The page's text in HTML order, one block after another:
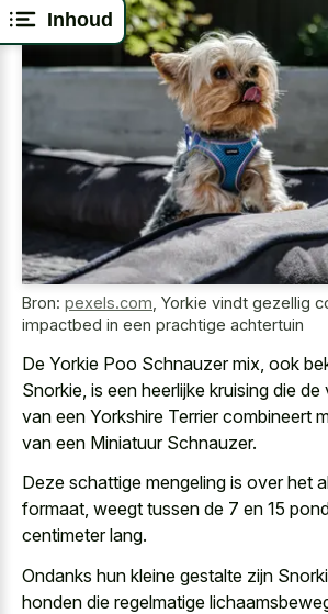
Inhoud
Bron: pexels.com Yorkie vindt gezellig
impactbed in een prachtige achtertuin
De Yorkie Poo Schnauzer mix, ook
Snorkie, is een heerlijke kruising die de
van een Yorkshire Terrier combineert
van een Miniatuur Schnauzer.
Deze schattige mengeling is over het
formaat, weegt tussen de 7 en 15
centimeter lang.
Ondanks hun kleine gestalte zijn
honden die regelmatige